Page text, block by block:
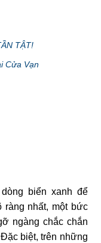
TẬT!
Cửa Vạn
biển xanh để
ràng nhất, một bức
ngàng chắc chắn
biệt, trên những